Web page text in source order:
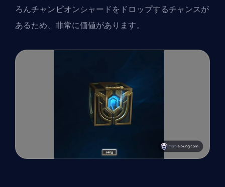
ろんチャンピオンシャードをドロップするチャンスが
あるため、非常に価値があります。